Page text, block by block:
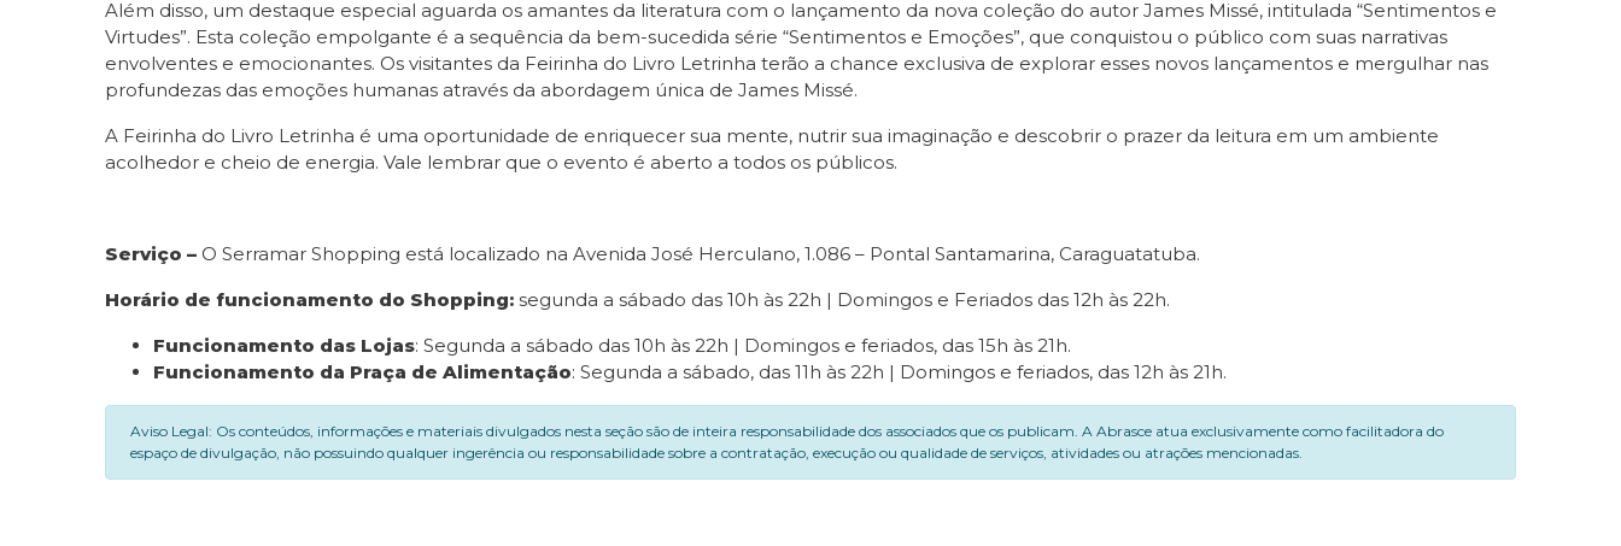
Além disso, um destaque especial aguarda os amantes da literatura com o lançamento da nova coleção do autor James Missé, intitulada “Sentimentos e
Virtudes”. Esta coleção empolgante é a sequência da bem-sucedida série “Sentimentos e Emoções”, que conquistou o público com suas narrativas
envolventes e emocionantes. Os visitantes da Feirinha do Livro Letrinha terão a chance exclusiva de explorar esses novos lançamentos e mergulhar nas
profundezas das emoções humanas através da abordagem única de James Missé.
A Feirinha do Livro Letrinha é uma oportunidade de enriquecer sua mente, nutrir sua imaginação e descobrir o prazer da leitura em um ambiente
acolhedor e cheio de energia. Vale lembrar que o evento é aberto a todos os públicos.
Serviço – O Serramar Shopping está localizado na Avenida José Herculano, 1.086 – Pontal Santamarina, Caraguatatuba.
Horário de funcionamento do Shopping: segunda a sábado das 10h às 22h | Domingos e Feriados das 12h às 22h.
Funcionamento das Lojas: Segunda a sábado das 10h às 22h | Domingos e feriados, das 15h às 21h.
Funcionamento da Praça de Alimentação: Segunda a sábado, das 11h às 22h | Domingos e feriados, das 12h às 21h.
Aviso Legal: Os conteúdos, informações e materiais divulgados nesta seção são de inteira responsabilidade dos associados que os publicam. A Abrasce atua exclusivamente como facilitadora do
espaço de divulgação, não possuindo qualquer ingerência ou responsabilidade sobre a contratação, execução ou qualidade de serviços, atividades ou atrações mencionadas.